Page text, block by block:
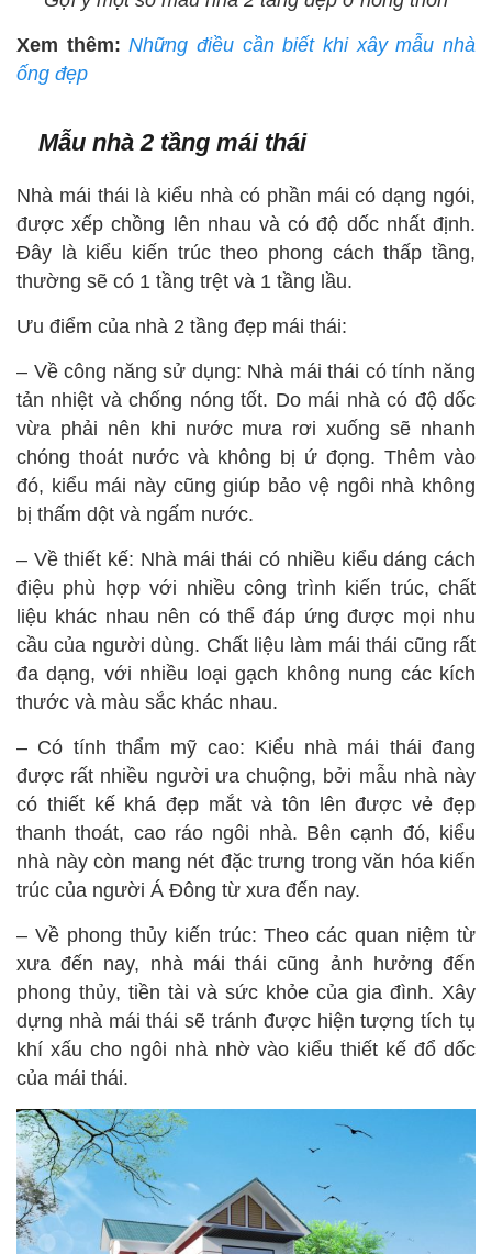
Xem thêm:Những điều cần biết khi xây mẫu nhà
ống đẹp
Mẫu nhà 2 tầng mái thái
Nhà mái thái là kiểu nhà có phần mái có dạng ngói,
được xếp chồng lên nhau và có độ dốc nhất định.
Đây là kiểu kiến trúc theo phong cách thấp tầng,
thường sẽ có 1 tầng trệt và 1 tầng lầu.
Ưu điểm của nhà 2 tầng đẹp mái thái:
– Về công năng sử dụng: Nhà mái thái có tính năng
tản nhiệt và chống nóng tốt. Do mái nhà có độ dốc
vừa phải nên khi nước mưa rơi xuống sẽ nhanh
chóng thoát nước và không bị ứ đọng. Thêm vào
đó, kiểu mái này cũng giúp bảo vệ ngôi nhà không
bị thấm dột và ngấm nước.
– Về thiết kế: Nhà mái thái có nhiều kiểu dáng cách
điệu phù hợp với nhiều công trình kiến trúc, chất
liệu khác nhau nên có thể đáp ứng được mọi nhu
cầu của người dùng. Chất liệu làm mái thái cũng rất
đa dạng, với nhiều loại gạch không nung các kích
thước và màu sắc khác nhau.
– Có tính thẩm mỹ cao: Kiểu nhà mái thái đang
được rất nhiều người ưa chuộng, bởi mẫu nhà này
có thiết kế khá đẹp mắt và tôn lên được vẻ đẹp
thanh thoát, cao ráo ngôi nhà. Bên cạnh đó, kiểu
nhà này còn mang nét đặc trưng trong văn hóa kiến
trúc của người Á Đông từ xưa đến nay.
– Về phong thủy kiến trúc: Theo các quan niệm từ
xưa đến nay, nhà mái thái cũng ảnh hưởng đến
phong thủy, tiền tài và sức khỏe của gia đình. Xây
dựng nhà mái thái sẽ tránh được hiện tượng tích tụ
khí xấu cho ngôi nhà nhờ vào kiểu thiết kế đổ dốc
của mái thái.